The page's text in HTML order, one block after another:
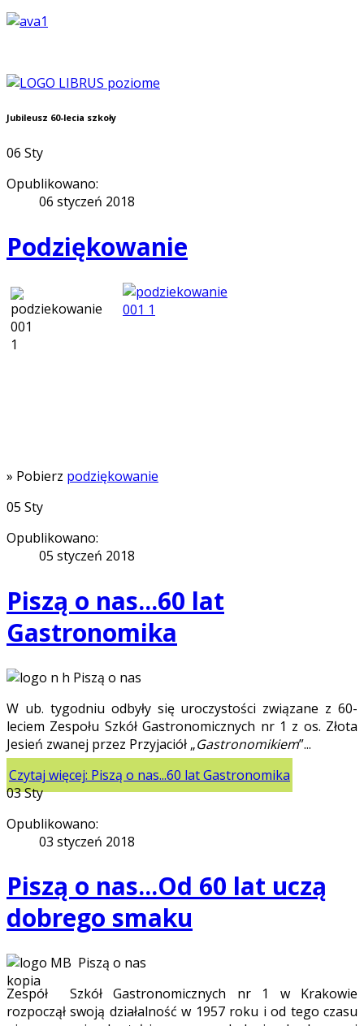
Jubileusz 60-lecia szkoły
06 Sty
Opublikowano:
06 styczeń 2018
Podziękowanie
» Pobierz podziękowanie
05 Sty
Opublikowano:
05 styczeń 2018
Piszą o nas...60 lat
Gastronomika
Piszą o nas
W ub. tygodniu odbyły się uroczystości związane z 60-
leciem Zespołu Szkół Gastronomicznych nr 1 z os. Złota
Jesień zwanej przez Przyjaciół „Gastronomikiem”...
Czytaj więcej: Piszą o nas...60 lat Gastronomika
03Sty
Opublikowano:
03 styczeń 2018
Piszą o nas...Od 60 lat uczą
dobrego smaku
Piszą o nas
Zespół Szkół Gastronomicznych nr 1 w Krakowie
rozpoczął swoją działalność w 1957 roku i od tego czasu